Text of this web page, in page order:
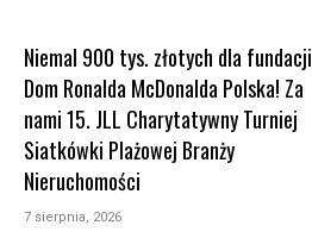
Niemal 900 tys. złotych dla fundacji
Dom Ronalda McDonalda Polska! Za
nami 15. JLL Charytatywny Turniej
Siatkówki Plażowej Branży
Nieruchomości
7 sierpnia, 2026